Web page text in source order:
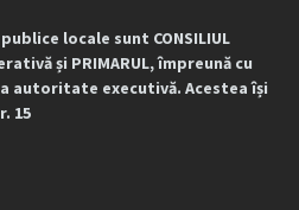
locale sunt CONSILIUL
și PRIMARUL, împreună cu
autoritate executivă. Acestea își
15